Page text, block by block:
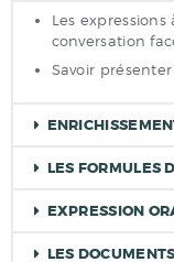
Les
conversation
Savoir
LES FORMULES
EXPRESSION
LES